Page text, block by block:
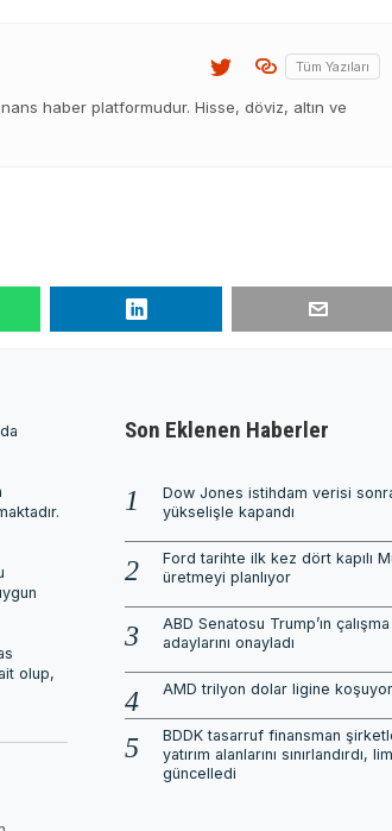
Tüm Yazıları
haber platformudur. Hisse, döviz, altın ve
olup,
Son Eklenen Haberler
Dow Jones istihdam verisi
yükselişle kapandı
Ford tarihte ilk kez dört kapılı
üretmeyi planlıyor
ABD Senatosu Trump’ın
adaylarını onayladı
AMD trilyon dolar ligine koşuyor
BDDK tasarruf finansman
yatırım alanlarını sınırlandırdı,
güncelledi